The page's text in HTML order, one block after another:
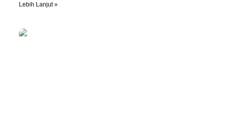
Lebih Lanjut »